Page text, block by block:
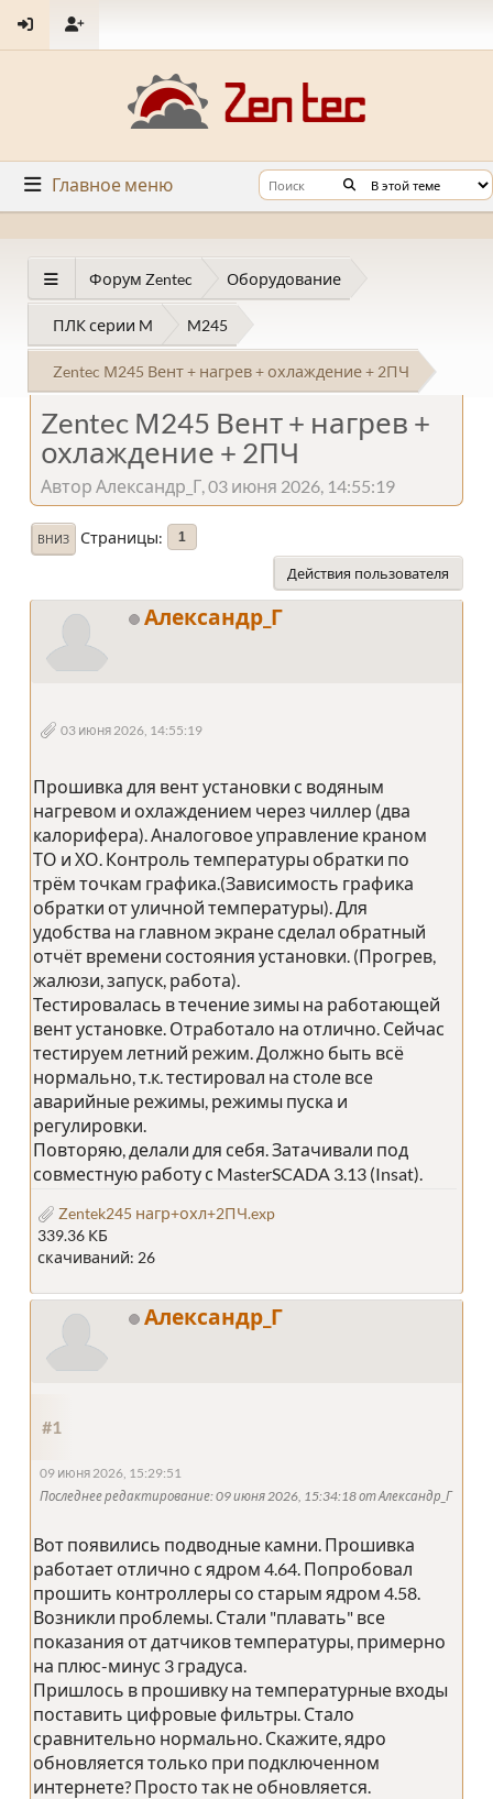
Главное меню
Форум Zentec Оборудование
ПЛК серии M M245
Zentec М245 Вент + нагрев + охлаждение + 2ПЧ
Zentec М245 Вент + нагрев +
охлаждение + 2ПЧ
Автор Александр_Г, 03 июня 2026, 14:55:19
ВНИЗ Страницы 1
Действия пользователя
Александр_Г
03 июня 2026, 14:55:19
Прошивка для вент установки с водяным
нагревом и охлаждением через чиллер (два
калорифера). Аналоговое управление краном
ТО и ХО. Контроль температуры обратки по
трём точкам графика.(Зависимость графика
обратки от уличной температуры). Для
удобства на главном экране сделал обратный
отчёт времени состояния установки. (Прогрев,
жалюзи, запуск, работа).
Тестировалась в течение зимы на работающей
вент установке. Отработало на отлично. Сейчас
тестируем летний режим. Должно быть всё
нормально, т.к. тестировал на столе все
аварийные режимы, режимы пуска и
регулировки.
Повторяю, делали для себя. Затачивали под
совместную работу с MasterSCADA 3.13 (Insat).
Zentek245 нагр+охл+2ПЧ.exp
339.36 КБ
скачиваний: 26
Александр_Г
#1
09 июня 2026, 15:29:51
Последнее редактирование: 09 июня 2026, 15:34:18 от Александр_Г
Вот появились подводные камни. Прошивка
работает отлично с ядром 4.64. Попробовал
прошить контроллеры со старым ядром 4.58.
Возникли проблемы. Стали "плавать" все
показания от датчиков температуры, примерно
на плюс-минус 3 градуса.
Пришлось в прошивку на температурные входы
поставить цифровые фильтры. Стало
сравнительно нормально. Скажите, ядро
обновляется только при подключенном
интернете? Просто так не обновляется.